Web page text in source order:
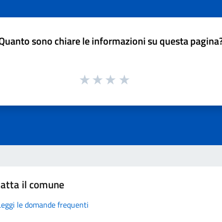
sono chiare le informazioni su questa
il comune
le domande frequenti